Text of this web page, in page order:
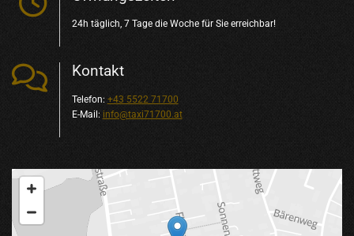
24h täglich, 7 Tage die Woche für Sie erreichbar!
 Kontakt
Telefon: +43 5522 71700
E-Mail: info@taxi71700.at